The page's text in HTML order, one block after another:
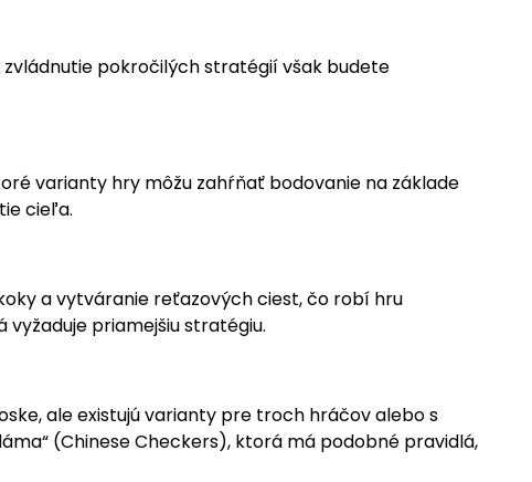
zvládnutie pokročilých stratégií však budete
varianty hry môžu zahŕňať bodovanie na základe
cieľa.
a vytváranie reťazových ciest, čo robí hru
vyžaduje priamejšiu stratégiu.
ale existujú varianty pre troch hráčov alebo s
(Chinese Checkers), ktorá má podobné pravidlá,